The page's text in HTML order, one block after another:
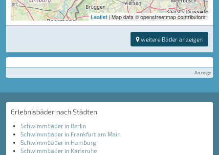
Leaflet| Map data © openstreetmap contributors
weitere Bäder anzeigen
Anzeige
Erlebnisbäder nach Städten
Schwimmbäder in Berlin
Schwimmbäder in Frankfurt am Main
Schwimmbäder in Hamburg
Schwimmbäder in Karlsruhe